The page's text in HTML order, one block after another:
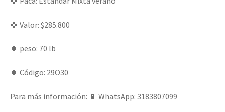
🍀 Valor: $285.800
🍀 peso: 70 lb
🍀 Código: 29O30
Para más información: 📱 WhatsApp: 3183807099